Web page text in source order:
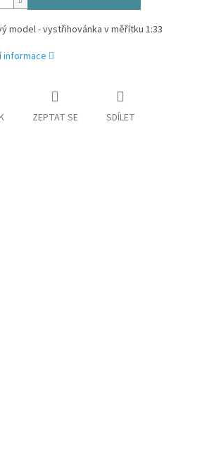
model - vystřihovánka v měřítku 1:33
informace
ZEPTAT SE SDÍLET